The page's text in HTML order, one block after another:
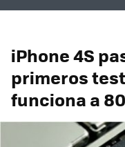
iPhone 4S
primeros
funciona a